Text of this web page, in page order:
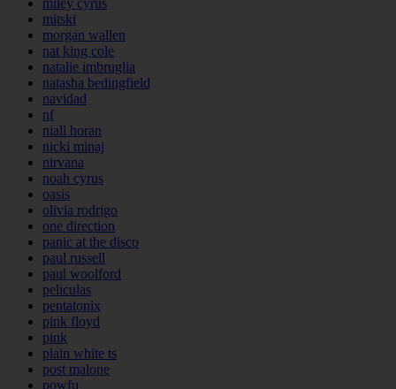
miley cyrus
mitski
morgan wallen
nat king cole
natalie imbruglia
natasha bedingfield
navidad
nf
niall horan
nicki minaj
nirvana
noah cyrus
oasis
olivia rodrigo
one direction
panic at the disco
paul russell
paul woolford
peliculas
pentatonix
pink floyd
pink
plain white ts
post malone
powfu